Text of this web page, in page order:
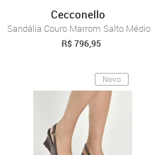
Cecconello
R$ 796,95
Novo